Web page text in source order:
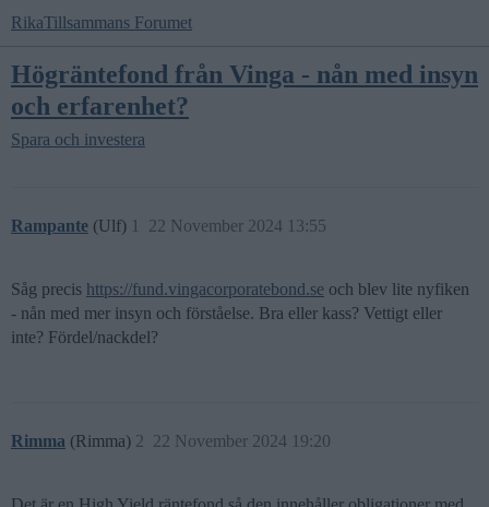
RikaTillsammans Forumet
Högräntefond från Vinga - nån med insyn
och erfarenhet?
Spara och investera
Rampante (Ulf) 22 November 2024 13:55
1
Såg precis https://fund.vingacorporatebond.se och blev lite nyfiken
- nån med mer insyn och förståelse. Bra eller kass? Vettigt eller
inte? Fördel/nackdel?
Rimma (Rimma) 22 November 2024 19:20
2